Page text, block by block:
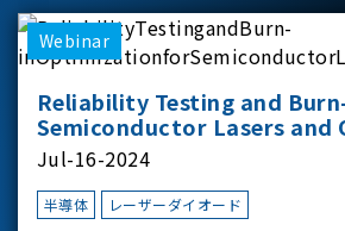
Webinar
Reliability Testing and
Semiconductor Lasers
Jul-16-2024
半導体 レーザーダイオード